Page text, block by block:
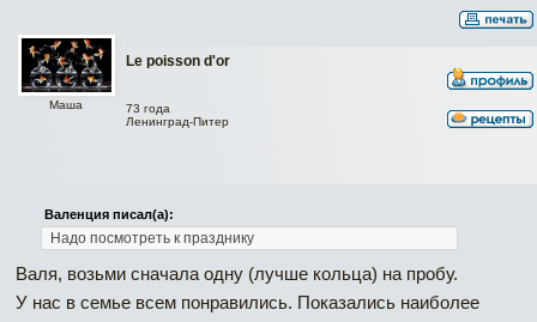
Le poisson d'or
Маша
73 года
Ленинград-Питер
Валенция писал(а):
Надо посмотреть к празднику
Валя, возьми сначала одну (лучше кольца) на пробу.
У нас в семье всем понравились. Показались наиболее